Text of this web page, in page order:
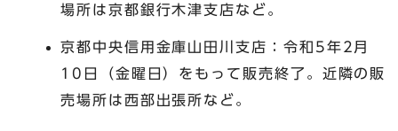
場所は京都銀行木津支店など。
京都中央信用金庫山田川支店：令和5年2月
10日（金曜日）をもって販売終了。近隣の販
売場所は西部出張所など。